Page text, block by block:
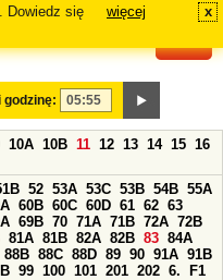
Dowiedz się
więcej x
godzinę:
10A 10B 11 12 13 14 15 16
52 53A 53C 53B 54B 55A
60B 60C 60D 61 62 63
69B 70 71A 71B 72A 72B
81A 81B 82A 82B 83 84A
88B 88C 88D 89 90 91A 91B
99 100 101 201 202 6.
F1